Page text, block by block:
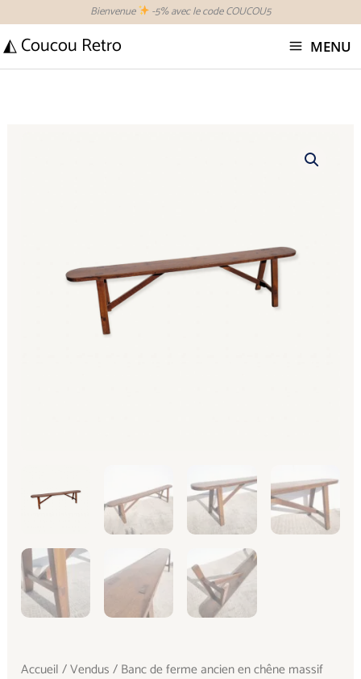
contenu
Bienvenue -5% avec le code COUCOU5
◭ Coucou Retro MENU
Accueil /Vendus / Banc de ferme ancien en chêne massif